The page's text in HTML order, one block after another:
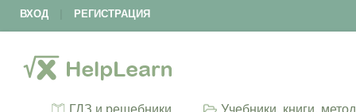
ВХОД РЕГИСТРАЦИЯ
ГДЗ и решебники Учебники, книги,